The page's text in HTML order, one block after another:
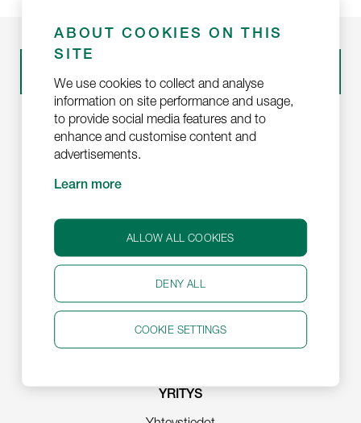
PALVELUT
KULJETUKSET
Vaaralliset aineet
Elintarvikkeet ja lääkkeet
YRITYS
ABOUT COOKIES ON THIS
SITE
We use cookies to collect and analyse
information on site performance and usage,
to provide social media features and to
enhance and customise content and
advertisements.
Learn more
ALLOW ALL COOKIES
DENY ALL
COOKIE SETTINGS